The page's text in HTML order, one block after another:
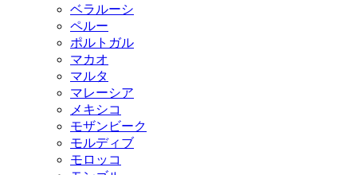
ベラルーシ
ペルー
ポルトガル
マカオ
マルタ
マレーシア
メキシコ
モザンビーク
モルディブ
モロッコ